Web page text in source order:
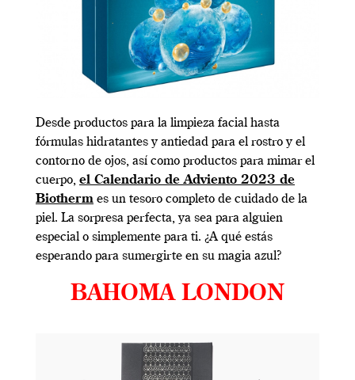
Desde productos para la limpieza facial hasta
fórmulas hidratantes y antiedad para el rostro y el
contorno de ojos, así como productos para mimar el
cuerpo, el Calendario de Adviento 2023 de
Biotherm es un tesoro completo de cuidado de la
piel. La sorpresa perfecta, ya sea para alguien
especial o simplemente para ti. ¿A qué estás
esperando para sumergirte en su magia azul?
BAHOMA LONDON